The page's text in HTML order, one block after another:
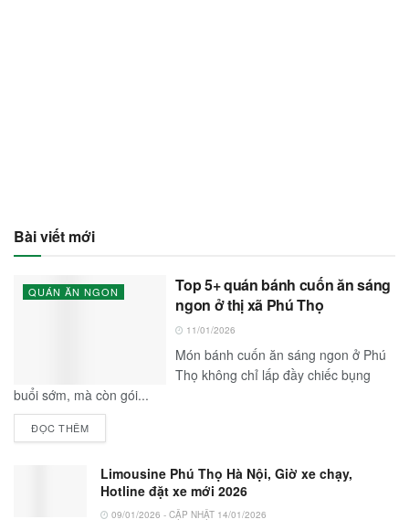
Bài viết mới
QUÁN ĂN NGON
Top 5+ quán bánh cuốn ăn sáng
ngon ở thị xã Phú Thọ
11/01/2026
Món bánh cuốn ăn sáng ngon ở Phú
Thọ không chỉ lấp đầy chiếc bụng
buổi sớm, mà còn gói...
ĐỌC THÊM
Limousine Phú Thọ Hà Nội, Giờ xe chạy,
Hotline đặt xe mới 2026
09/01/2026 - CẬP NHẬT 14/01/2026